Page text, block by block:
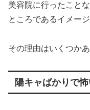
美容院に行ったこと
ところであるイメー
その理由はいくつか
陽キャばかりで